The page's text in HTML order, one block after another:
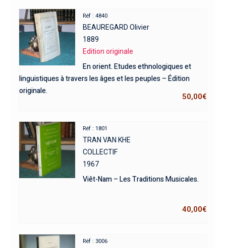
Réf : 4840
BEAUREGARD Olivier
1889
Edition originale
En orient. Etudes ethnologiques et
linguistiques à travers les âges et les peuples – Édition
originale.
50,00€
Réf : 1801
TRAN VAN KHE
COLLECTIF
1967
Viêt-Nam – Les Traditions Musicales.
40,00€
Réf : 3006